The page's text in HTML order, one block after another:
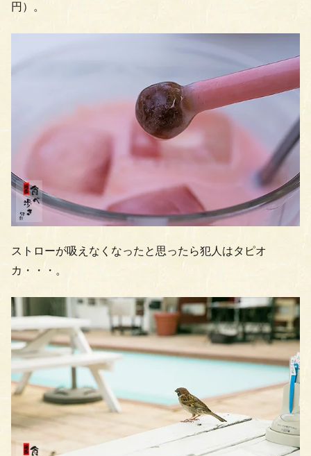
円）。
ストローが吸えなくなったと思ったら犯人はタピオ
カ・・・。